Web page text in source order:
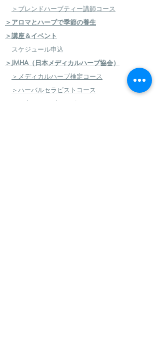
＞ブレンドハーブティー講師コース
＞アロマとハーブで季節の養生
＞講座＆イベント
スケジュール申込
＞JMHA（日本メディカルハーブ協会）
＞メディカルハーブ検定コース
＞ハーバルセラピストコース
＞日本のハーブセラピストコース